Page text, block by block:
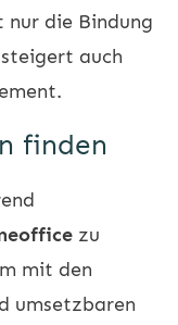
die Bindung
auch
finden
zu
mit den
umsetzbaren